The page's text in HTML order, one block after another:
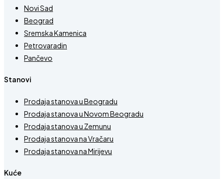
Novi Sad
Beograd
Sremska Kamenica
Petrovaradin
Pančevo
Stanovi
Prodaja stanova u Beogradu
Prodaja stanova u Novom Beogradu
Prodaja stanova u Zemunu
Prodaja stanova na Vračaru
Prodaja stanova na Mirijevu
Kuće